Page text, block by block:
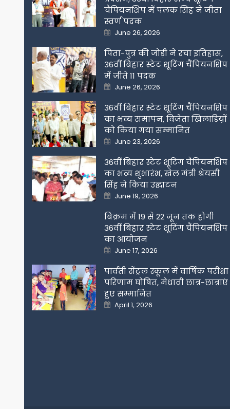
चैंपियनशिप में पलक सिंह ने जीता
स्वर्ण पदक
Posted
on
June 26, 2026
पिता-पुत्र की जोड़ी ने रचा इतिहास,
36वीं बिहार स्टेट शूटिंग चैंपियनशिप
में जीते 11 पदक
Posted
on
June 26, 2026
36वीं बिहार स्टेट शूटिंग चैंपियनशिप
का भव्य समापन, विजेता खिलाडिय़ों
को किया गया सम्मानित
Posted
on
June 23, 2026
36वीं बिहार स्टेट शूटिंग चैंपियनशिप
का भव्य शुभारंभ, खेल मंत्री श्रेयसी
सिंह ने किया उद्घाटन
Posted
on
June 19, 2026
बिक्रम में 19 से 22 जून तक होगी
36वीं बिहार स्टेट शूटिंग चैंपियनशिप
का आयोजन
Posted
on
June 17, 2026
पार्वती सेंट्रल स्कूल में वार्षिक परीक्षा
परिणाम घोषित, मेधावी छात्र-छात्राएं
हुए सम्मानित
Posted
on
April 1, 2026